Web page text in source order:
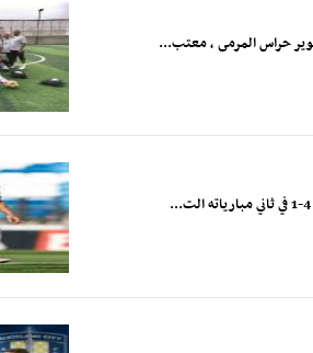
حراس المرمى ، معتب...